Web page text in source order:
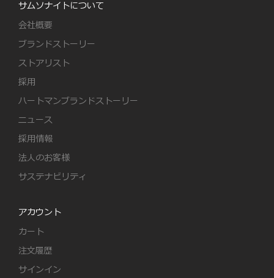
サムソナイトについて
会社概要
ブランドストーリー
ストアリスト
採用
ハートマンブランドストーリー
ニュース
採用情報
法人のお客様
サステナビリティ
アカウント
カート
注文履歴
サインイン